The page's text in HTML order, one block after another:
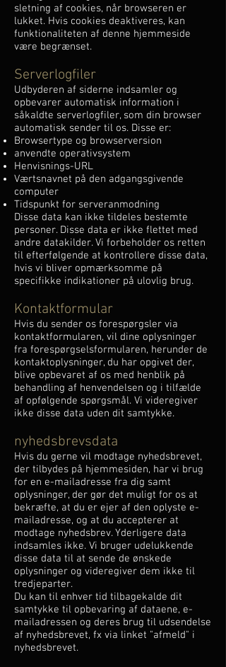
sletning af cookies, når browseren er
lukket. Hvis cookies deaktiveres, kan
funktionaliteten af denne hjemmeside
være begrænset.
Serverlogfiler
Udbyderen af siderne indsamler og
opbevarer automatisk information i
såkaldte serverlogfiler, som din browser
automatisk sender til os. Disse er:
Browsertype og browserversion
anvendte operativsystem
Henvisnings-URL
Værtsnavnet på den adgangsgivende
computer
Tidspunkt for serveranmodning
Disse data kan ikke tildeles bestemte
personer. Disse data er ikke flettet med
andre datakilder. Vi forbeholder os retten
til efterfølgende at kontrollere disse data,
hvis vi bliver opmærksomme på
specifikke indikationer på ulovlig brug.
Kontaktformular
Hvis du sender os forespørgsler via
kontaktformularen, vil dine oplysninger
fra forespørgselsformularen, herunder de
kontaktoplysninger, du har opgivet der,
blive opbevaret af os med henblik på
behandling af henvendelsen og i tilfælde
af opfølgende spørgsmål. Vi videregiver
ikke disse data uden dit samtykke.
nyhedsbrevsdata
Hvis du gerne vil modtage nyhedsbrevet,
der tilbydes på hjemmesiden, har vi brug
for en e-mailadresse fra dig samt
oplysninger, der gør det muligt for os at
bekræfte, at du er ejer af den oplyste e-
mailadresse, og at du accepterer at
modtage nyhedsbrev. Yderligere data
indsamles ikke. Vi bruger udelukkende
disse data til at sende de ønskede
oplysninger og videregiver dem ikke til
tredjeparter.
Du kan til enhver tid tilbagekalde dit
samtykke til opbevaring af dataene, e-
mailadressen og deres brug til udsendelse
af nyhedsbrevet, fx via linket "afmeld" i
nyhedsbrevet.